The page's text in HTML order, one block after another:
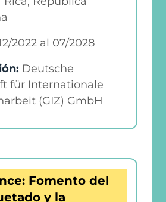
2022 al 07/2028
Deutsche
für Internationale
(GIZ) GmbH
Fomento del
y la